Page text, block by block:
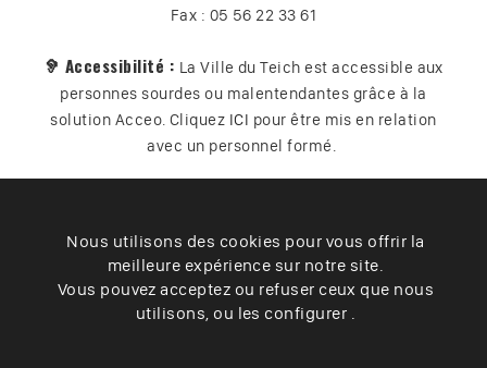
Fax : 05 56 22 33 61
🦻 Accessibilité : La Ville du Teich est accessible aux
personnes sourdes ou malentendantes grâce à la
solution Acceo. Cliquez ICI pour être mis en relation
avec un personnel formé.
Plan du site Contact Vos données
Cookies
Accessibilité
Nous utilisons des cookies pour vous offrir la
meilleure expérience sur notre site.
Vous pouvez acceptez ou refuser ceux que nous
utilisons, ou les configurer .